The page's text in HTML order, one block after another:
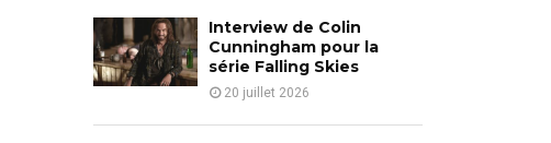
Interview de Colin
Cunningham pour la
série Falling Skies
20 juillet 2026